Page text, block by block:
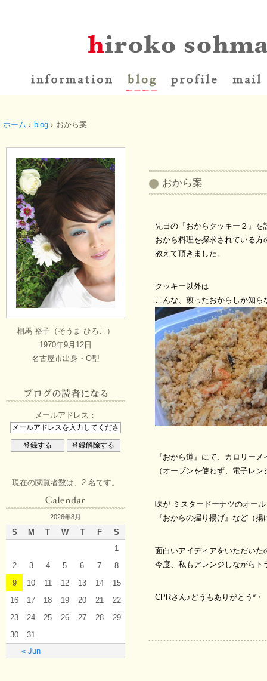
ホーム › blog › おから案
おから案
先日の『おからクッキー２』を
おから料理を探求されている
教えて頂きました。
クッキー以外は
こんな、煎ったおからしか知ら
『おから道』にて、カロリー
（オーブンを使わず、電子レ
味が ミスタードーナツのオー
『おからの握り揚げ』など（
面白いアイディアをいただいた
今度、私もアレンジしながら
CPRさん♪どうもありがとう*・
相馬 裕子（そうま ひろこ）
1970年9月12日
名古屋市出身・O型
メールアドレス：
現在の閲覧者数は、2 名です。
2026年8月
S M T W T F S
« Jun
1
2
3 4 5 6 7
8
9
10 11 12 13 14
15
16
17 18 19 20 21
22
23
24 25 26 27 28
29
30
31